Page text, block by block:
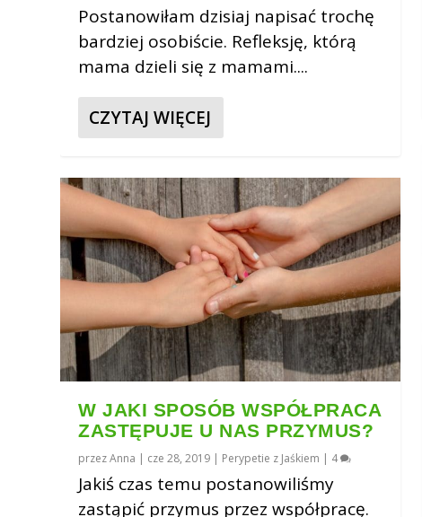
Postanowiłam dzisiaj napisać trochę
bardziej osobiście. Refleksję, którą
mama dzieli się z mamami....
CZYTAJ WIĘCEJ
W JAKI SPOSÓB WSPÓŁPRACA
ZASTĘPUJE U NAS PRZYMUS?
przezAnna | cze 28, 2019 | Perypetie z Jaśkiem | 4
Jakiś czas temu postanowiliśmy
zastąpić przymus przez współpracę.